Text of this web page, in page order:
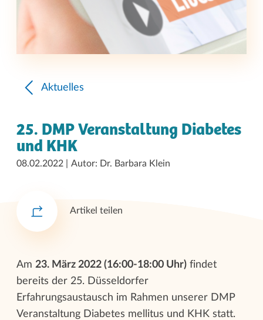
Aktuelles
25. DMP Veranstaltung Diabetes
und KHK
08.02.2022 Autor: Dr. Barbara Klein
Artikel teilen
Am 23. März 2022 (16:00-18:00 Uhr) findet
bereits der 25. Düsseldorfer
Erfahrungsaustausch im Rahmen unserer DMP
Veranstaltung Diabetes mellitus und KHK statt.